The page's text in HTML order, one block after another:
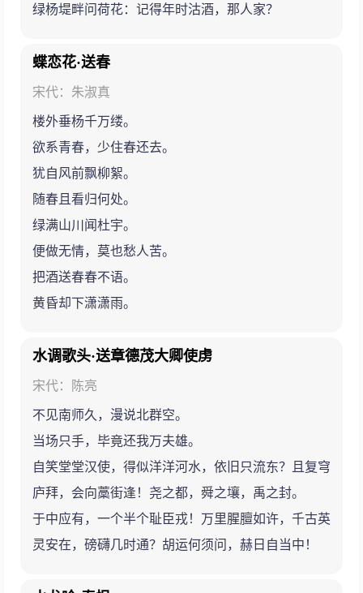
绿杨堤畔问荷花：记得年时沽酒，那人家？
蝶恋花·送春
宋代：朱淑真
楼外垂杨千万缕。
欲系青春，少住春还去。
犹自风前飘柳絮。
随春且看归何处。
绿满山川闻杜宇。
便做无情，莫也愁人苦。
把酒送春春不语。
黄昏却下潇潇雨。
水调歌头·送章德茂大卿使虏
宋代：陈亮
不见南师久，漫说北群空。
当场只手，毕竟还我万夫雄。
自笑堂堂汉使，得似洋洋河水，依旧只流东？且复穹
庐拜，会向藁街逢！尧之都，舜之壤，禹之封。
于中应有，一个半个耻臣戎！万里腥膻如许，千古英
灵安在，磅礴几时通？胡运何须问，赫日自当中！